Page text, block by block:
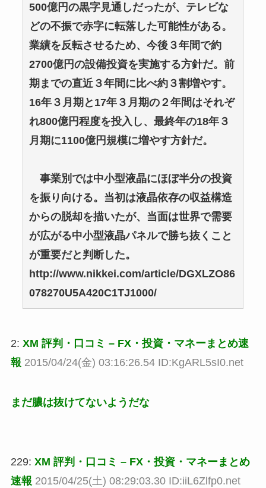
500億円の黒字見通しだったが、テレビな
どの不振で赤字に転落した可能性がある。
業績を反転させるため、今後３年間で約
2700億円の設備投資を実施する方針だ。前
期までの直近３年間に比べ約３割増やす。
16年３月期と17年３月期の２年間はそれぞ
れ800億円程度を投入し、最終年の18年３
月期に1100億円規模に増やす方針だ。
事業別では中小型液晶にほぼ半分の投資
を振り向ける。当初は液晶依存の収益構造
からの脱却を描いたが、当面は世界で需要
が広がる中小型液晶パネルで勝ち抜くこと
が重要だと判断した。
http://www.nikkei.com/article/DGXLZO86
078270U5A420C1TJ1000/
2: XM 評判・口コミ – FX・投資・マネーまとめ速
報 2015/04/24(金) 03:16:26.54 ID:KgARL5sI0.net
まだ膿は抜けてないようだな
229: XM 評判・口コミ – FX・投資・マネーまとめ
速報 2015/04/25(土) 08:29:03.30 ID:iiL6Zlfp0.net